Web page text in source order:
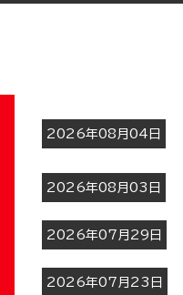
2026年08月04日
2026年08月03日
2026年07月29日
2026年07月23日